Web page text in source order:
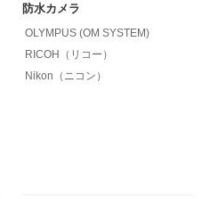
防水カメラ
OLYMPUS (OM SYSTEM)
RICOH（リコー）
Nikon（ニコン）